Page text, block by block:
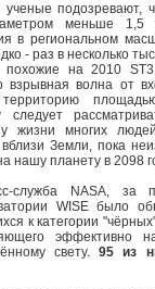
ученые подозревают,
меньше
в региональном
- раз в несколько
похожие на 2010
взрывная волна от
следует
жизни многих
Земли, пока
нашу планету в 2098
служба NASA, за
WISE было
к категории
эффективно
свету.95 из